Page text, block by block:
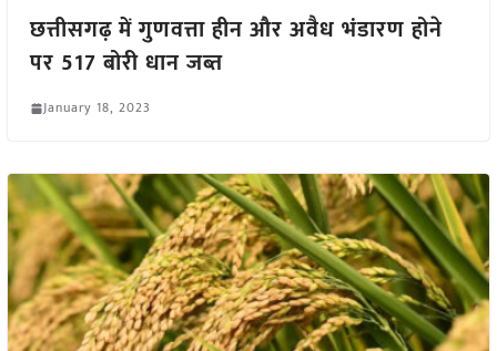
छत्तीसगढ़ में गुणवत्ता हीन और अवैध भंडारण होने
पर 517 बोरी धान जब्त
January 18, 2023